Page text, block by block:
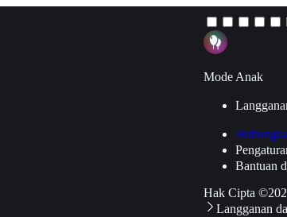
Mode Anak
Bantuan
Hak Cipta
Langganan